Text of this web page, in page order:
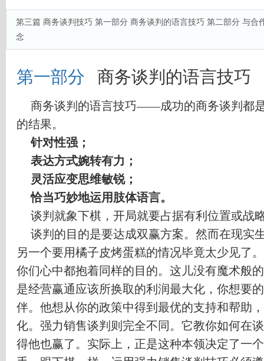
第三篇 商务谈判技巧 第一部分 商务谈判的语言技巧 第二部分 与合
念
第一部分 商务谈判的语言技巧
商务谈判的语言技巧——成功的商务谈判都
的结果。
针对性强；
表达方式婉转有力；
灵活应变思维敏锐；
恰当巧妙地运用肢体语言。
谈判就象下棋，开局就要占据有利位置或战
谈判的目的是要达成双赢方案。然而在现实
另一个要用橘子皮烤蛋糕的情况毕竟太少见了
你们心中都抱着同样的目的。这儿没有魔术般
是经营赢通应该所换取的利润最大化，你想要
伴。他想从你的政策中得到最优的支持和帮助
化。强力销售谈判则完全不同。它教你如何在
得他也赢了。实际上，正是这种本领决定了一